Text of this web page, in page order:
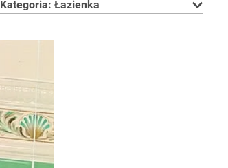
kup ten
Kategoria: Łazienka